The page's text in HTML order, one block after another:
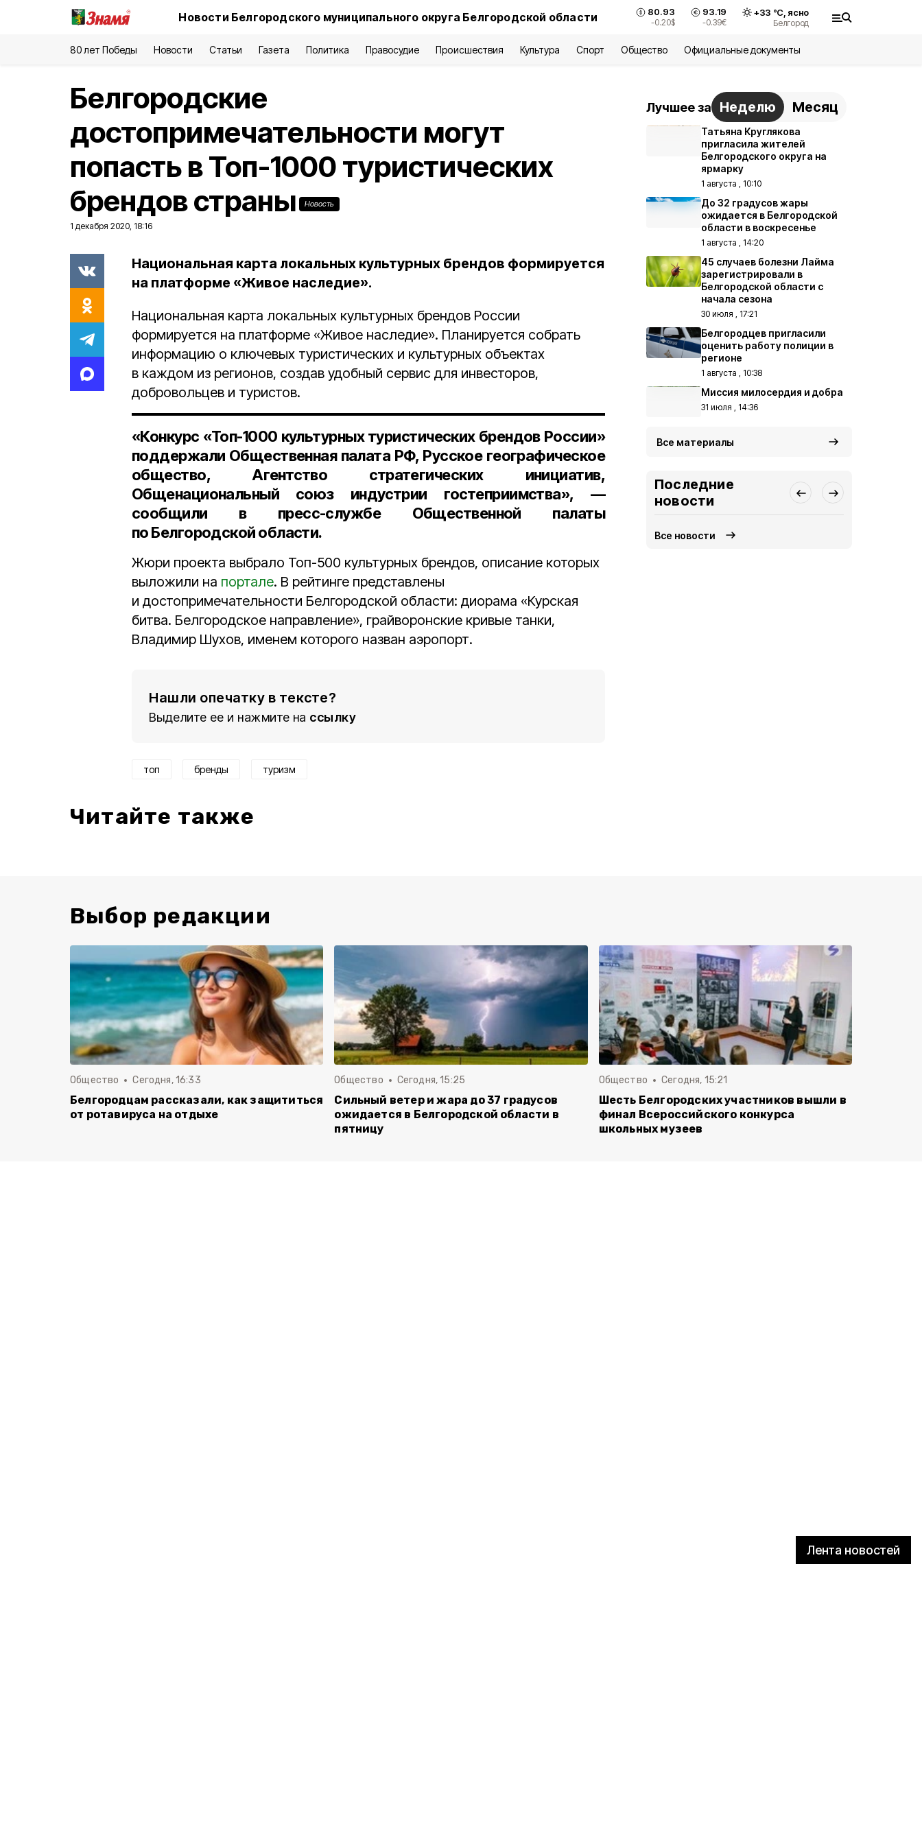
Новости Белгородского муниципального округа Белгородской области 80.93
-0.20$
93.19
-0.39€
+33 °С, ясно
Белгород
80 лет Победы Новости Статьи Газета Политика Правосудие Происшествия Культура Спорт Общество Официальные документы
Лента новостей
Белгородские
достопримечательности могут
попасть в Топ-1000 туристических
брендов страны
Новость
1 декабря 2020, 18:16
Национальная карта локальных культурных брендов формируется
на платформе «Живое наследие».
Национальная карта локальных культурных брендов России
формируется на платформе «Живое наследие». Планируется собрать
информацию о ключевых туристических и культурных объектах
в каждом из регионов, создав удобный сервис для инвесторов,
добровольцев и туристов.
«Конкурс «Топ-1000 культурных туристических брендов России»
поддержали Общественная палата РФ, Русское географическое
общество, Агентство стратегических инициатив,
Общенациональный союз индустрии гостеприимства», —
сообщили в пресс-службе Общественной палаты
по Белгородской области.
Жюри проекта выбрало Топ-500 культурных брендов, описание которых
выложили на портале. В рейтинге представлены
и достопримечательности Белгородской области: диорама «Курская
битва. Белгородское направление», грайворонские кривые танки,
Владимир Шухов, именем которого назван аэропорт.
Нашли опечатку в тексте?
Выделите ее и нажмите на ссылку
топ бренды туризм
Читайте также
Лучшее за Неделю Месяц
Татьяна Круглякова
пригласила жителей
Белгородского округа на
ярмарку
1 августа , 10:10
До 32 градусов жары
ожидается в Белгородской
области в воскресенье
1 августа , 14:20
45 случаев болезни Лайма
зарегистрировали в
Белгородской области с
начала сезона
30 июля , 17:21
Белгородцев пригласили
оценить работу полиции в
регионе
1 августа , 10:38
Миссия милосердия и добра
31 июля , 14:36
Все материалы
Последние
новости
Все новости
Выбор редакции
Общество Сегодня, 16:33
Белгородцам рассказали, как защититься
от ротавируса на отдыхе
Общество Сегодня, 15:25
Сильный ветер и жара до 37 градусов
ожидается в Белгородской области в
пятницу
Общество Сегодня, 15:21
Шесть Белгородских участников вышли в
финал Всероссийского конкурса
школьных музеев